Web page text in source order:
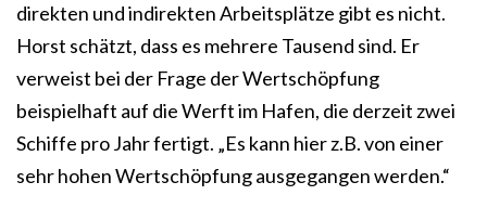
direkten und indirekten Arbeitsplätze gibt es nicht.
Horst schätzt, dass es mehrere Tausend sind. Er
verweist bei der Frage der Wertschöpfung
beispielhaft auf die Werft im Hafen, die derzeit zwei
Schiffe pro Jahr fertigt. „Es kann hier z.B. von einer
sehr hohen Wertschöpfung ausgegangen werden.“